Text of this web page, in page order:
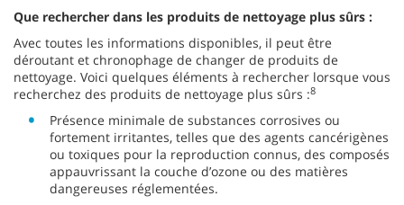
Que rechercher dans les produits de nettoyage plus sûrs :
Avec toutes les informations disponibles, il peut être
déroutant et chronophage de changer de produits de
nettoyage. Voici quelques éléments à rechercher lorsque vous
recherchez des produits de nettoyage plus sûrs :8
Présence minimale de substances corrosives ou
fortement irritantes, telles que des agents cancérigènes
ou toxiques pour la reproduction connus, des composés
appauvrissant la couche d’ozone ou des matières
dangereuses réglementées.